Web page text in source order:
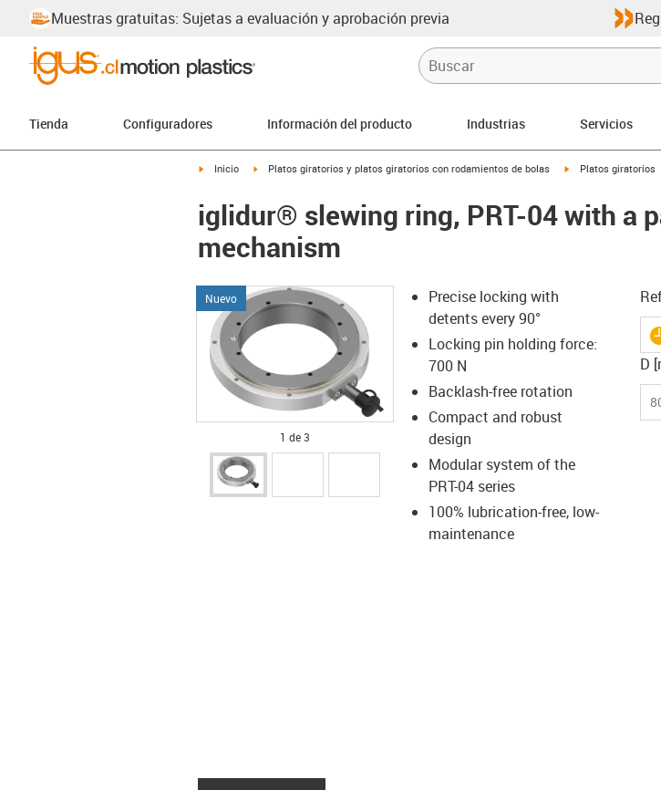
Muestras gratuitas: Sujetas a evaluación y aprobación previa
Tienda Configuradores Información del producto Industrias Servicios
igus-icon-arrow-right
Inicio igus-icon-arrow-right
Platos giratorios y platos giratorios con rodamientos de bolas igus-icon-arrow-right
Platos giratorios
iglidur® slewing ring, PRT-04 with a
mechanism
Nuevo
igus-icon-lupe
igus-icon-lupe
igus-icon-lupe
1 de 3
Precise locking with
detents every 90°
Locking pin holding force:
700 N
Backlash-free rotation
Compact and robust
design
Modular system of the
PRT-04 series
100% lubrication-free, low-
maintenance
D